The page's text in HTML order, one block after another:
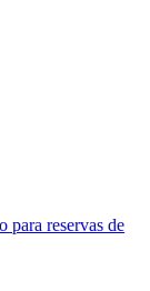
para reservas de